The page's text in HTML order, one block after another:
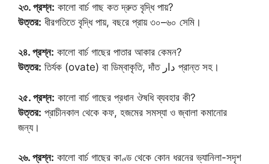
২৩. প্রশ্ন: কালো বার্চ গাছ কত দ্রুত বৃদ্ধি পায়?
উত্তর: ধীরগতিতে বৃদ্ধি পায়, বছরে প্রায় ৩০–৬০ সেমি।
২৪. প্রশ্ন: কালো বার্চ গাছের পাতার আকার কেমন?
উত্তর:
তির্যক (ovate) বা ডিম্বাকৃতি, দাঁত دار প্রান্ত সহ।
২৫. প্রশ্ন: কালো বার্চ গাছের প্রধান ঔষধি ব্যবহার কী?
উত্তর: প্রাচীনকাল থেকে কফ, হজমের সমস্যা ও জ্বালা কমানোর
জন্য।
২৬. প্রশ্ন: কালো বার্চ গাছের কাণ্ড থেকে কোন ধরনের ভ্যানিলা-সদৃশ